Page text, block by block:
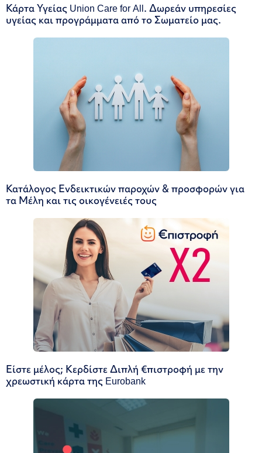
Κάρτα Υγείας Union Care for All. Δωρεάν υπηρεσίες
υγείας και προγράμματα από το Σωματείο μας.
Κατάλογος Ενδεικτικών παροχών & προσφορών για
τα Μέλη και τις οικογένειές τους
Είστε μέλος; Κερδίστε Διπλή €πιστροφή με την
χρεωστική κάρτα της Eurobank